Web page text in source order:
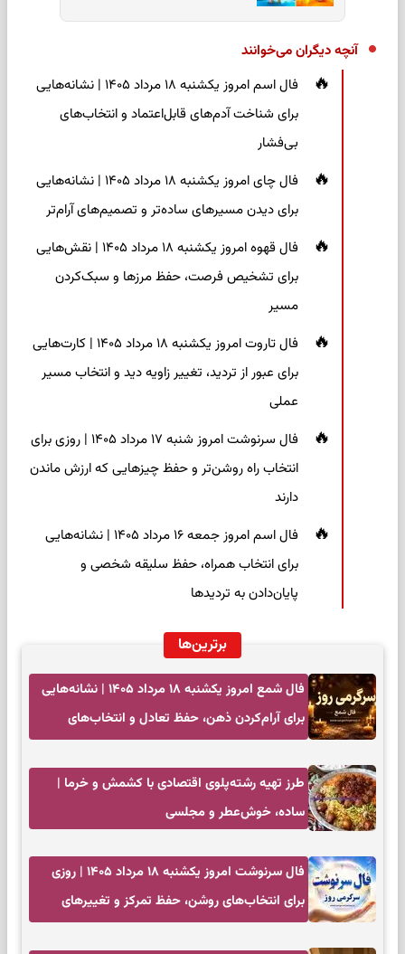
آنچه دیگران می‌خوانند
فال اسم امروز یکشنبه ۱۸ مرداد ۱۴۰۵ | نشانه‌هایی
برای شناخت آدم‌های قابل‌اعتماد و انتخاب‌های
بی‌فشار
فال چای امروز یکشنبه ۱۸ مرداد ۱۴۰۵ | نشانه‌هایی
برای دیدن مسیرهای ساده‌تر و تصمیم‌های آرام‌تر
فال قهوه امروز یکشنبه ۱۸ مرداد ۱۴۰۵ | نقش‌هایی
برای تشخیص فرصت، حفظ مرزها و سبک‌کردن
مسیر
فال تاروت امروز یکشنبه ۱۸ مرداد ۱۴۰۵ | کارت‌هایی
برای عبور از تردید، تغییر زاویه دید و انتخاب مسیر
عملی
فال سرنوشت امروز شنبه ۱۷ مرداد ۱۴۰۵ | روزی برای
انتخاب راه روشن‌تر و حفظ چیزهایی که ارزش ماندن
دارند
فال اسم امروز جمعه ۱۶ مرداد ۱۴۰۵ | نشانه‌هایی
برای انتخاب همراه، حفظ سلیقه شخصی و
پایان‌دادن به تردیدها
برترین‌ها
فال شمع امروز یکشنبه ۱۸ مرداد ۱۴۰۵ | نشانه‌هایی
برای آرام‌کردن ذهن، حفظ تعادل و انتخاب‌های
طرز تهیه رشته‌پلوی اقتصادی با کشمش و خرما |
ساده، خوش‌عطر و مجلسی
فال سرنوشت امروز یکشنبه ۱۸ مرداد ۱۴۰۵ | روزی
برای انتخاب‌های روشن، حفظ تمرکز و تغییرهای